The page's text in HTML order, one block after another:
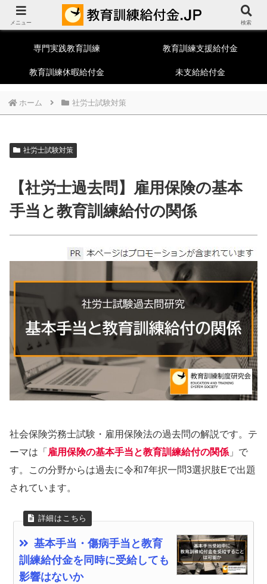
教育訓練給付制度総合ポータルサイト
一般教育訓練
専門実践教育訓練 教育訓練支援給付金
教育訓練休暇給付金 未支給給付金
ホーム 社労士試験対策
社労士試験対策
【社労士過去問】雇用保険の基本
手当と教育訓練給付の関係
社会保険労務士試験・雇用保険法の過去問の解説です。テ
ーマは「 雇用保険の基本手当と教育訓練給付の関係 」で
す。この分野からは過去に令和7年択一問3選択肢Eで出題
されています。
基本手当・傷病手当と教育
訓練給付金を同時に受給しても
影響はないか
メニュー 検索